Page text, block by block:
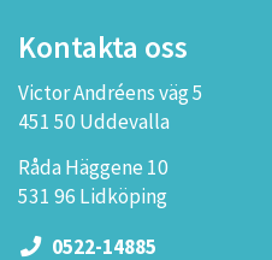
Kontakta oss
Victor Andréens väg 5
451 50 Uddevalla
Råda Häggene 10
531 96 Lidköping
0522-14885